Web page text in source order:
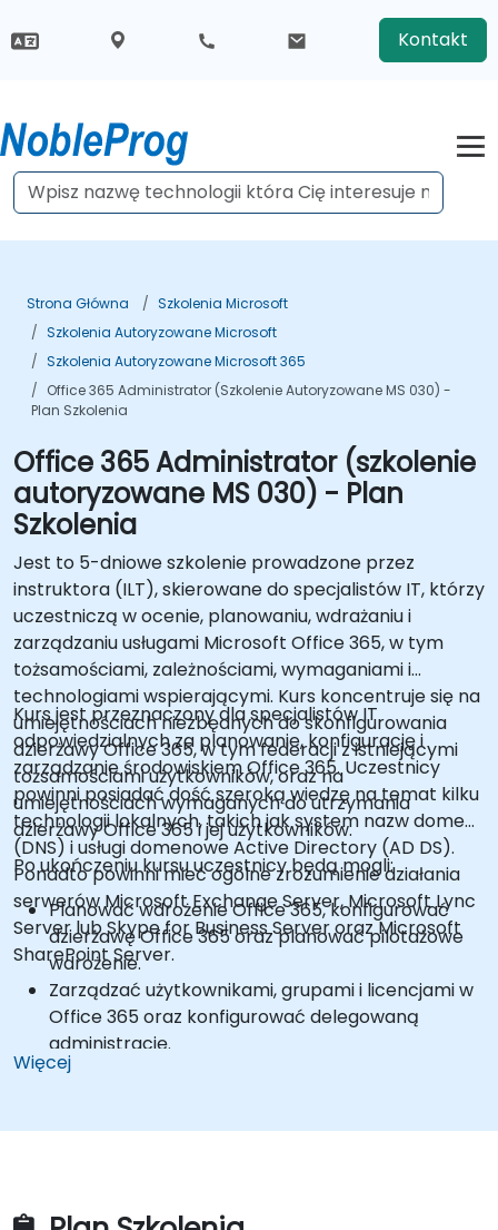
Kontakt
Strona Główna
Szkolenia Microsoft
Szkolenia Autoryzowane Microsoft
Szkolenia Autoryzowane Microsoft 365
Office 365 Administrator (szkolenie Autoryzowane MS 030) -
Plan Szkolenia
Office 365 Administrator (szkolenie
autoryzowane MS 030) - Plan
Szkolenia
Jest to 5-dniowe szkolenie prowadzone przez
instruktora (ILT), skierowane do specjalistów IT, którzy
uczestniczą w ocenie, planowaniu, wdrażaniu i
zarządzaniu usługami Microsoft Office 365, w tym
tożsamościami, zależnościami, wymaganiami i
technologiami wspierającymi. Kurs koncentruje się na
umiejętnościach niezbędnych do skonfigurowania
dzierżawy Office 365, w tym federacji z istniejącymi
tożsamościami użytkowników, oraz na
umiejętnościach wymaganych do utrzymania
dzierżawy Office 365 i jej użytkowników.
Kurs jest przeznaczony dla specjalistów IT
odpowiedzialnych za planowanie, konfigurację i
zarządzanie środowiskiem Office 365. Uczestnicy
powinni posiadać dość szeroką wiedzę na temat kilku
technologii lokalnych, takich jak system nazw domen
(DNS) i usługi domenowe Active Directory (AD DS).
Ponadto powinni mieć ogólne zrozumienie działania
serwerów Microsoft Exchange Server, Microsoft Lync
Server lub Skype for Business Server oraz Microsoft
SharePoint Server.
Po ukończeniu kursu uczestnicy będą mogli:
Planować wdrożenie Office 365, konfigurować
dzierżawę Office 365 oraz planować pilotażowe
wdrożenie.
Zarządzać użytkownikami, grupami i licencjami w
Office 365 oraz konfigurować delegowaną
administrację.
Planować i konfigurować łączność klientów z
Więcej